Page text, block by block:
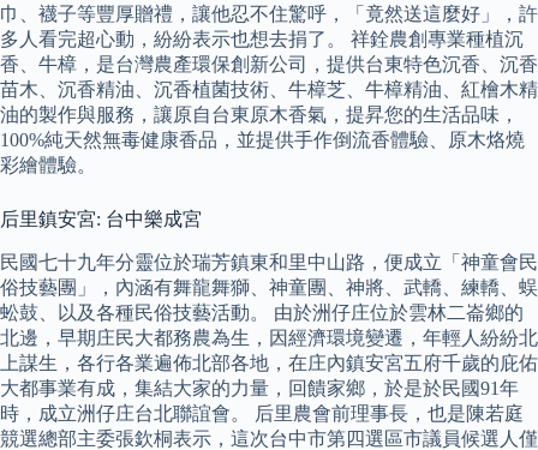
巾、襪子等豐厚贈禮，讓他忍不住驚呼，「竟然送這麼好」，許
多人看完超心動，紛紛表示也想去捐了。 祥銓農創專業種植沉
香、牛樟，是台灣農產環保創新公司，提供台東特色沉香、沉香
苗木、沉香精油、沉香植菌技術、牛樟芝、牛樟精油、紅檜木精
油的製作與服務，讓原自台東原木香氣，提昇您的生活品味，
100%純天然無毒健康香品，並提供手作倒流香體驗、原木烙燒
彩繪體驗。
后里鎮安宮: 台中樂成宮
民國七十九年分靈位於瑞芳鎮東和里中山路，便成立「神童會民
俗技藝團」，內涵有舞龍舞獅、神童團、神將、武轎、練轎、蜈
蚣鼓、以及各種民俗技藝活動。 由於洲仔庄位於雲林二崙鄉的
北邊，早期庄民大都務農為生，因經濟環境變遷，年輕人紛紛北
上謀生，各行各業遍佈北部各地，在庄內鎮安宮五府千歲的庇佑
大都事業有成，集結大家的力量，回饋家鄉，於是於民國91年
時，成立洲仔庄台北聯誼會。 后里農會前理事長，也是陳若庭
競選總部主委張欽桐表示，這次台中市第四選區市議員候選人僅